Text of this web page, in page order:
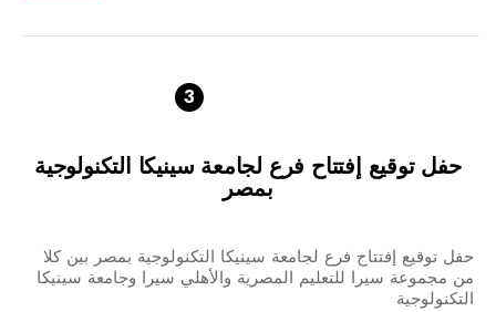
3
حفل توقيع إفتتاح فرع لجامعة سينيكا التكنولوجية
بمصر
حفل توقيع إفتتاح فرع لجامعة سينيكا التكنولوجية بمصر بين كلا
من مجموعة سيرا للتعليم المصرية والأهلي سيرا وجامعة سينيكا
التكنولوجية